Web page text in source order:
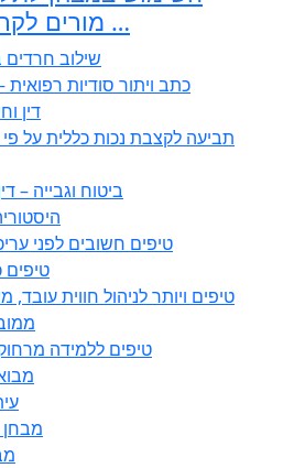
מורים לקראת הפעלת תכנית …
שילוב
כתב ויתור סודיות רפואית –
דין
תביעה לקצבת נכות כללית על
ביטוח וגבייה – דין
7 טיפים חשובים לפני
21 טיפים ללמידה
מבחן